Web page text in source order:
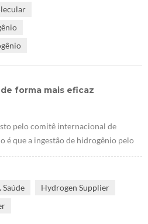
forma mais eficaz
pelo comitê internacional de
é que a ingestão de hidrogênio pelo
deve ter uma concentração de
e pelo menos 0,5 mg por pessoa
Hydrogen Supplier